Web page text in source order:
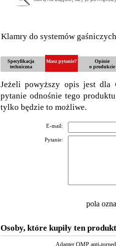
Klamry do systemów
Specyfikacja
techniczna
Masz pytanie?
Opinie
o produkcie
Jeżeli powyższy opis jest dla
pytanie odnośnie tego
tylko będzie to możliwe.
E-mail:
Pytanie:
pola
Osoby, które kupiły ten
Adapter OMP anti-